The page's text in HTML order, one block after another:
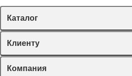
Каталог
Спецпредложения
Оборудование, приборы
Пластик, стекло, принадлежности
Клиенту
Лекторий Диаэм
Компания